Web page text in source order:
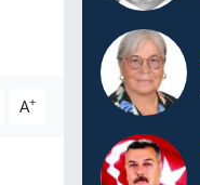
A+